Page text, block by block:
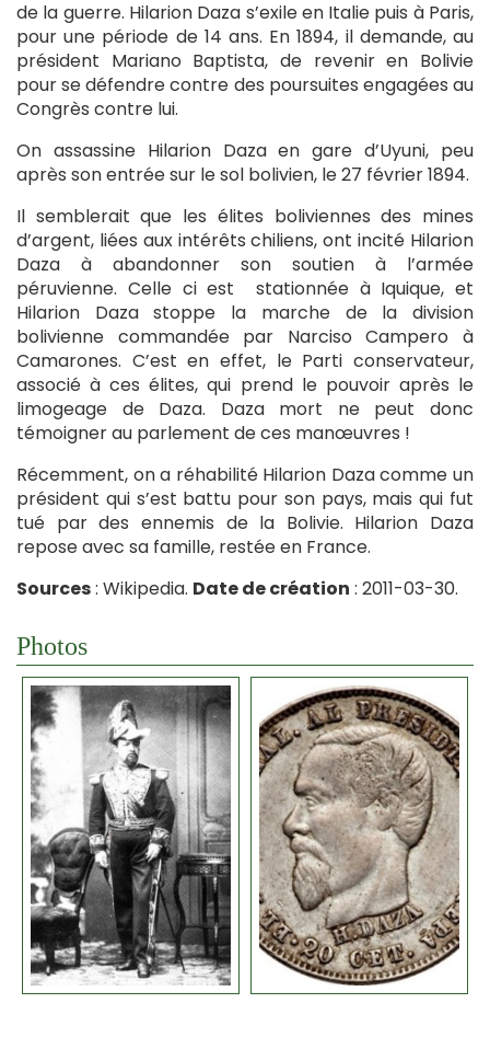
de la guerre. Hilarion Daza s’exile en Italie puis à Paris,
pour une période de 14 ans. En 1894, il demande, au
président Mariano Baptista, de revenir en Bolivie
pour se défendre contre des poursuites engagées au
Congrès contre lui.
On assassine Hilarion Daza en gare d’Uyuni, peu
après son entrée sur le sol bolivien, le 27 février 1894.
Il semblerait que les élites boliviennes des mines
d’argent, liées aux intérêts chiliens, ont incité Hilarion
Daza à abandonner son soutien à l’armée
péruvienne. Celle ci est stationnée à Iquique, et
Hilarion Daza stoppe la marche de la division
bolivienne commandée par Narciso Campero à
Camarones. C’est en effet, le Parti conservateur,
associé à ces élites, qui prend le pouvoir après le
limogeage de Daza. Daza mort ne peut donc
témoigner au parlement de ces manœuvres !
Récemment, on a réhabilité Hilarion Daza comme un
président qui s’est battu pour son pays, mais qui fut
tué par des ennemis de la Bolivie. Hilarion Daza
repose avec sa famille, restée en France.
Sources: Wikipedia. Date de création : 2011-03-30.
Photos